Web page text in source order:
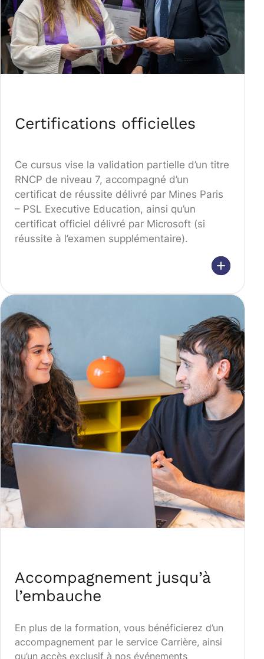
Certifications officielles
Ce cursus vise la validation partielle d’un titre
RNCP de niveau 7, accompagné d’un
certificat de réussite délivré par Mines Paris
– PSL Executive Education, ainsi qu’un
certificat officiel délivré par Microsoft (si
réussite à l’examen supplémentaire).
Accompagnement jusqu’à
l’embauche
En plus de la formation, vous bénéficierez d’un
accompagnement par le service Carrière, ainsi
qu’un accès exclusif à nos événements